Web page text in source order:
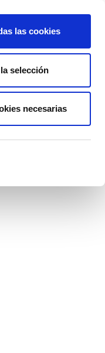
las cookies
selección
necesarias
AFÍLIATE